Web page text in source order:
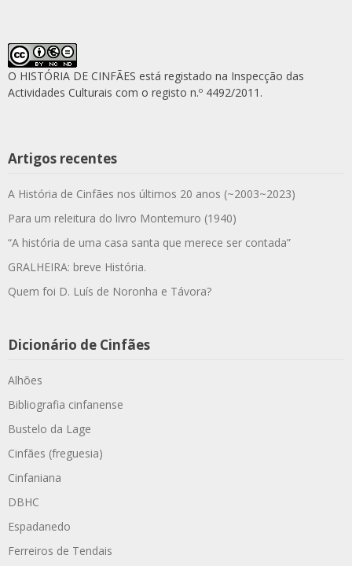
O HISTÓRIA DE CINFÃES está registado na Inspecção das
Actividades Culturais com o registo n.º 4492/2011.
Artigos recentes
A História de Cinfães nos últimos 20 anos (~2003~2023)
Para um releitura do livro Montemuro (1940)
“A história de uma casa santa que merece ser contada”
GRALHEIRA: breve História.
Quem foi D. Luís de Noronha e Távora?
Dicionário de Cinfães
Alhões
Bibliografia cinfanense
Bustelo da Lage
Cinfães (freguesia)
Cinfaniana
DBHC
Espadanedo
Ferreiros de Tendais